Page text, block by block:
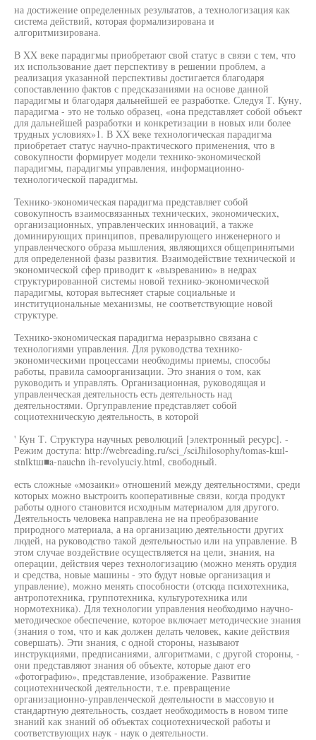
на достижение определенных результатов, а технологизация как
система действий, которая формализирована и
алгоритмизирована.
В XX веке парадигмы приобретают свой статус в связи с тем, что
их использование дает перспективу в решении проблем, а
реализация указанной перспективы достигается благодаря
сопоставлению фактов с предсказаниями на основе данной
парадигмы и благодаря дальнейшей ее разработке. Следуя Т. Куну,
парадигма - это не только образец, «она представляет собой объект
для дальнейшей разработки и конкретизации в новых или более
трудных условиях»1. В XX веке технологическая парадигма
приобретает статус научно-практического применения, что в
совокупности формирует модели технико-экономической
парадигмы, парадигмы управления, информационно-
технологической парадигмы.
Технико-экономическая парадигма представляет собой
совокупность взаимосвязанных технических, экономических,
организационных, управленческих инноваций, а также
доминирующих принципов, превалирующего инженерного и
управленческого образа мышления, являющихся общепринятыми
для определенной фазы развития. Взаимодействие технической и
экономической сфер приводит к «вызреванию» в недрах
структурированной системы новой технико-экономической
парадигмы, которая вытесняет старые социальные и
институциональные механизмы, не соответствующие новой
структуре.
Технико-экономическая парадигма неразрывно связана с
технологиями управления. Для руководства технико-
экономическими процессами необходимы приемы, способы
работы, правила самоорганизации. Это знания о том, как
руководить и управлять. Организационная, руководящая и
управленческая деятельность есть деятельность над
деятельностями. Оргуправление представляет собой
социотехническую деятельность, в которой
' Кун Т. Структура научных революций [электронный ресурс]. -
Режим доступа: http://webreading.ru/sci_/sciJhilosophy/tomas-kшl-
stnlktш■a-nauchn ih-revolyuciy.html, свободный.
есть сложные «мозаики» отношений между деятельностями, среди
которых можно выстроить кооперативные связи, когда продукт
работы одного становится исходным материалом для другого.
Деятельность человека направлена не на преобразование
природного материала, а на организацию деятельности других
людей, на руководство такой деятельностью или на управление. В
этом случае воздействие осуществляется на цели, знания, на
операции, действия через технологизацию (можно менять орудия
и средства, новые машины - это будут новые организация и
управление), можно менять способности (отсюда психотехника,
антропотехника, группотехника, культуротехника или
нормотехника). Для технологии управления необходимо научно-
методическое обеспечение, которое включает методические знания
(знания о том, что и как должен делать человек, какие действия
совершать). Эти знания, с одной стороны, называют
инструкциями, предписаниями, алгоритмами, с другой стороны, -
они представляют знания об объекте, которые дают его
«фотографию», представление, изображение. Развитие
социотехнической деятельности, т.е. превращение
организационно-управленческой деятельности в массовую и
стандартную деятельность, создает необходимость в новом типе
знаний как знаний об объектах социотехнической работы и
соответствующих наук - наук о деятельности.